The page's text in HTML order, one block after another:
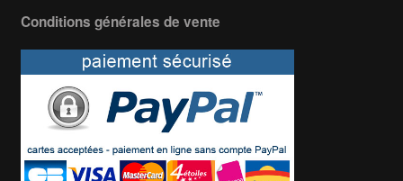
Conditions générales de vente